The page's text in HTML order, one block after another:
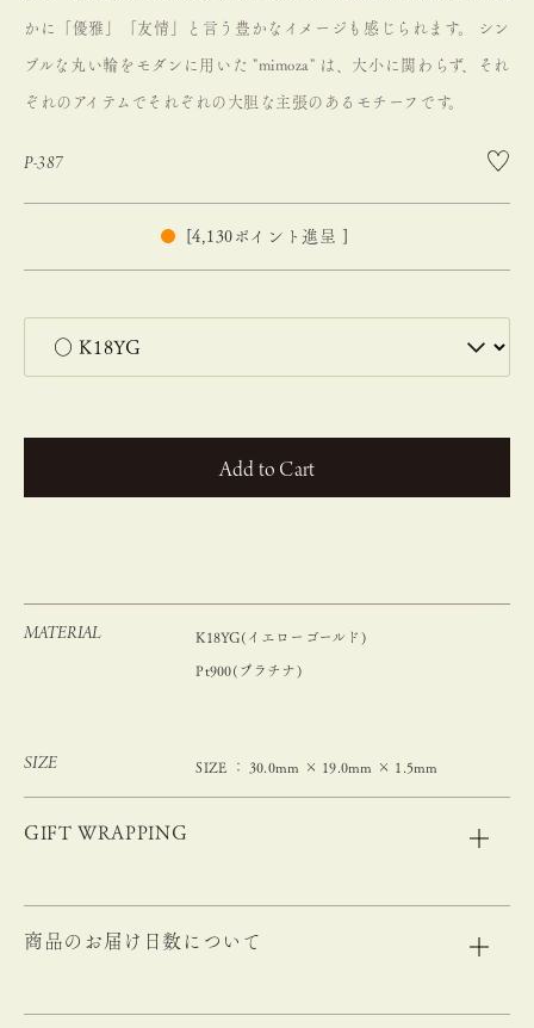
かに「優雅」「友情」と言う豊かなイメージも感じられます。 シン
プルな丸い輪をモダンに用いた "mimoza" は、大小に関わらず、それ
ぞれのアイテムでそれぞれの大胆な主張のあるモチーフです。
P-387
[4,130 ポイント進呈 ]
カートに入れる
MATERIAL K18YG(イエローゴールド)
Pt900(プラチナ)
SIZE SIZE ： 30.0mm × 19.0mm × 1.5mm
GIFT WRAPPING
商品のお届け日数について